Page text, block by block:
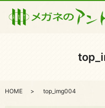
HOME top_img004